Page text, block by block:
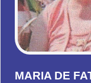
MARIA DE